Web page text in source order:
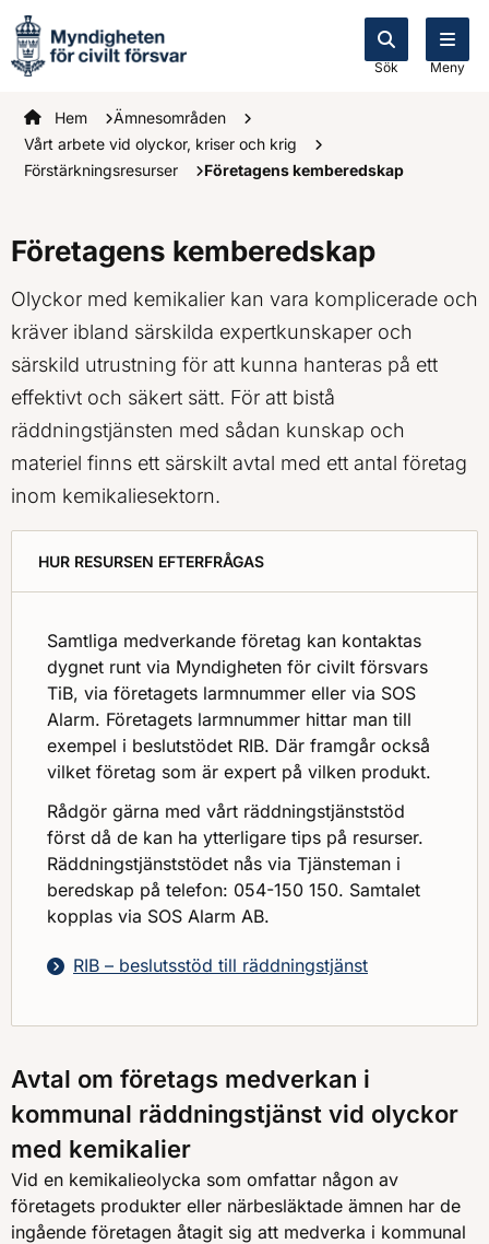
Sök Meny
Startsidan
Hem
Ämnesområden
Vårt arbete vid olyckor, kriser och krig
Förstärkningsresurser
Företagens kemberedskap
Företagens kemberedskap
Olyckor med kemikalier kan vara komplicerade och
kräver ibland särskilda expertkunskaper och
särskild utrustning för att kunna hanteras på ett
effektivt och säkert sätt. För att bistå
räddningstjänsten med sådan kunskap och
materiel finns ett särskilt avtal med ett antal företag
inom kemikaliesektorn.
HUR RESURSEN EFTERFRÅGAS
Samtliga medverkande företag kan kontaktas
dygnet runt via Myndigheten för civilt försvars
TiB, via företagets larmnummer eller via SOS
Alarm. Företagets larmnummer hittar man till
exempel i beslutstödet RIB. Där framgår också
vilket företag som är expert på vilken produkt.
Rådgör gärna med vårt räddningstjänststöd
först då de kan ha ytterligare tips på resurser.
Räddningstjänststödet nås via Tjänsteman i
beredskap på telefon: 054-150 150. Samtalet
kopplas via SOS Alarm AB.
RIB – beslutsstöd till räddningstjänst
Avtal om företags medverkan i
kommunal räddningstjänst vid olyckor
med kemikalier
Vid en kemikalieolycka som omfattar någon av
företagets produkter eller närbesläktade ämnen har de
ingående företagen åtagit sig att medverka i kommunal